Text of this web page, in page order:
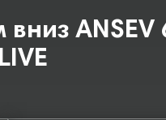
ANSEV